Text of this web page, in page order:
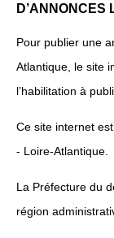
D’ANNONCES
Pour publier une
Atlantique, le site
l’habilitation à
Ce site internet
- Loire-Atlantique.
La Préfecture du
région